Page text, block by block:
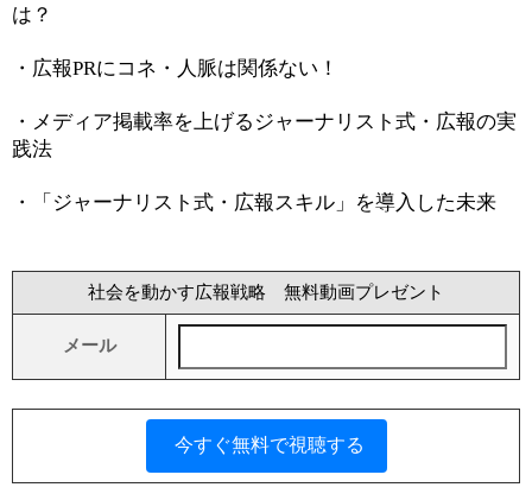
は？
・広報PRにコネ・人脈は関係ない！
・メディア掲載率を上げるジャーナリスト式・広報の実
践法
・「ジャーナリスト式・広報スキル」を導入した未来
社会を動かす広報戦略 無料動画プレゼント
メール